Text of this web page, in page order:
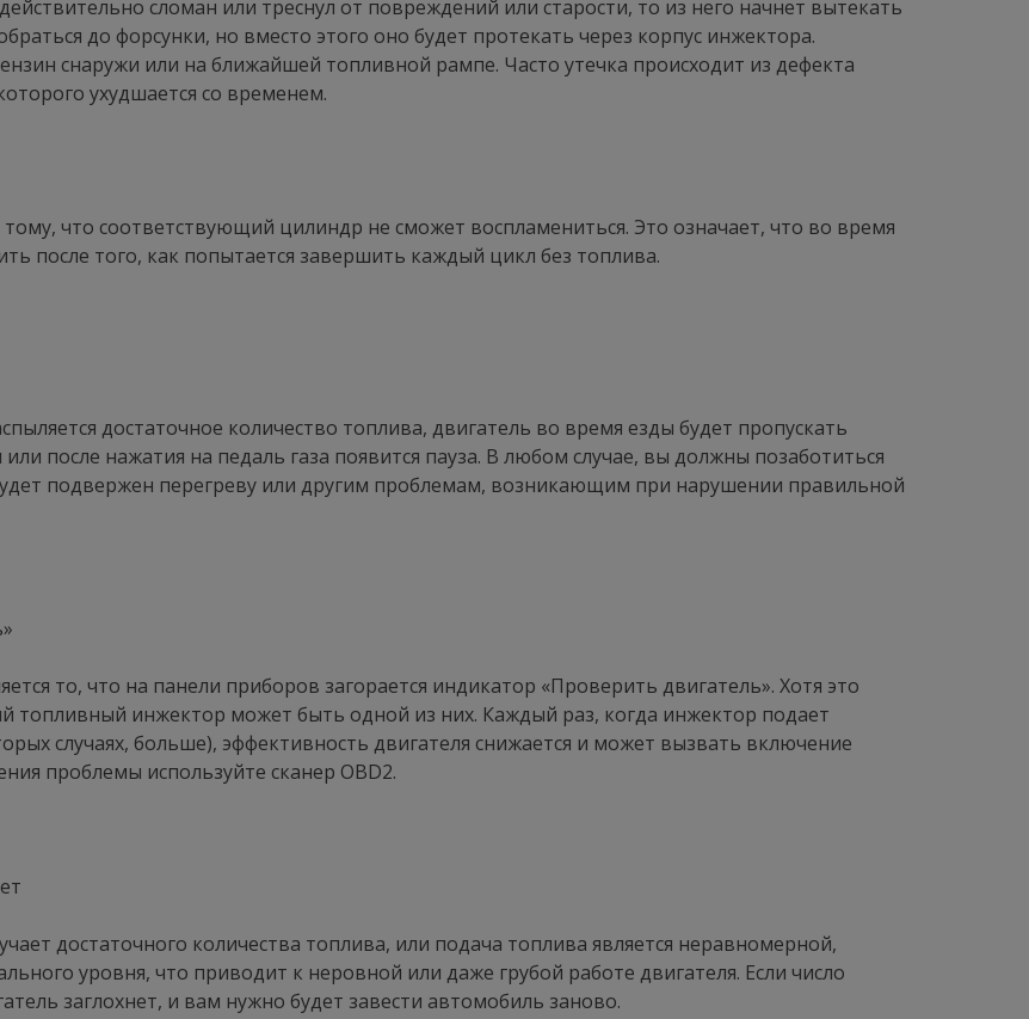
сломан или треснул от повреждений или старости, то из него начнет вытекать
до форсунки, но вместо этого оно будет протекать через корпус инжектора.
снаружи или на ближайшей топливной рампе. Часто утечка происходит из дефекта
ухудшается со временем.
что соответствующий цилиндр не сможет воспламениться. Это означает, что во время
после того, как попытается завершить каждый цикл без топлива.
достаточное количество топлива, двигатель во время езды будет пропускать
после нажатия на педаль газа появится пауза. В любом случае, вы должны позаботиться
подвержен перегреву или другим проблемам, возникающим при нарушении правильной
то, что на панели приборов загорается индикатор «Проверить двигатель». Хотя это
топливный инжектор может быть одной из них. Каждый раз, когда инжектор подает
случаях, больше), эффективность двигателя снижается и может вызвать включение
проблемы используйте сканер OBD2.
достаточного количества топлива, или подача топлива является неравномерной,
уровня, что приводит к неровной или даже грубой работе двигателя. Если число
заглохнет, и вам нужно будет завести автомобиль заново.